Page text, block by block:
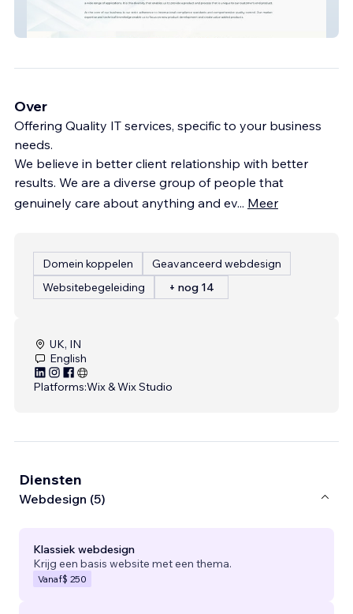
Over
Offering Quality IT services, specific to your business
needs.
We believe in better client relationship with better
results. We are a diverse group of people that
genuinely care about anything and ev... Meer
Domein koppelen
Geavanceerd webdesign
Websitebegeleiding
+ nog 14
UK, IN
English
Platforms:Wix & Wix Studio
Diensten
Webdesign (5)
Klassiek webdesign
Krijg een basis website met een thema.
Vanaf$ 250